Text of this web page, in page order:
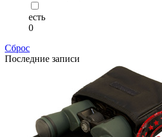
есть
0
Сброс
Последние записи